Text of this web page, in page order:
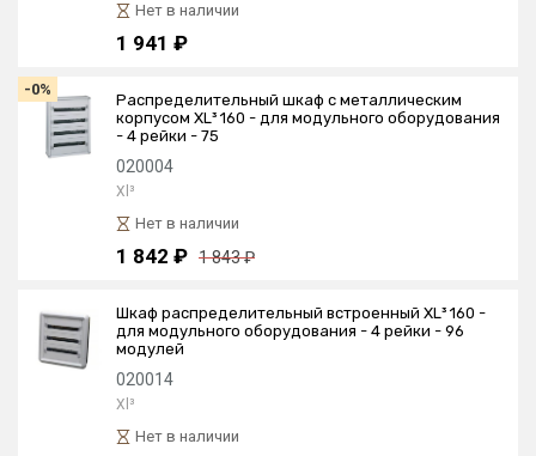
Нет в наличии
1 941 ₽
-0%
Распределительный шкаф с металлическим
корпусом XL³ 160 - для модульного оборудования
- 4 рейки - 75
020004
Xl³
Нет в наличии
1 842 ₽ 1 843 ₽
Шкаф распределительный встроенный XL³ 160 -
для модульного оборудования - 4 рейки - 96
модулей
020014
Xl³
Нет в наличии